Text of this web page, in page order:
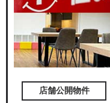
店舗公開物件